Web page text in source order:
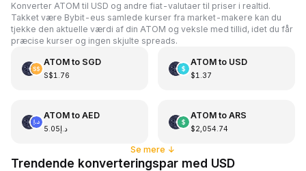
Konverter ATOM til USD og andre fiat-valutaer til priser i realtid.
Takket være Bybit-eus samlede kurser fra market-makere kan du
tjekke den aktuelle værdi af din ATOM og veksle med tillid, idet du får
præcise kurser og ingen skjulte spreads.
ATOMto SGD
S$1.76
ATOMto USD
$1.37
ATOMto AED
د.إ5.05
ATOMto ARS
$2,054.74
Se mere ↓
Trendende konverteringspar med USD